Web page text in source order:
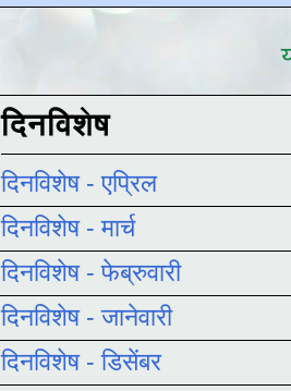
दिनविशेष
दिनविशेष - एप्रिल
दिनविशेष - मार्च
दिनविशेष - फेब्रुवारी
दिनविशेष - जानेवारी
दिनविशेष - डिसेंबर